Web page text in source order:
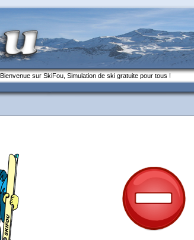
Bienvenue sur SkiFou, Simulation de ski gratuite pour tous !